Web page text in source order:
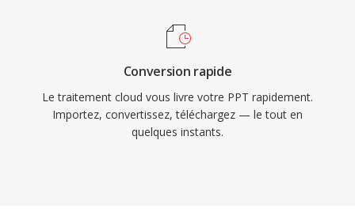
Conversion rapide
Le traitement cloud vous livre votre PPT rapidement.
Importez, convertissez, téléchargez — le tout en
quelques instants.